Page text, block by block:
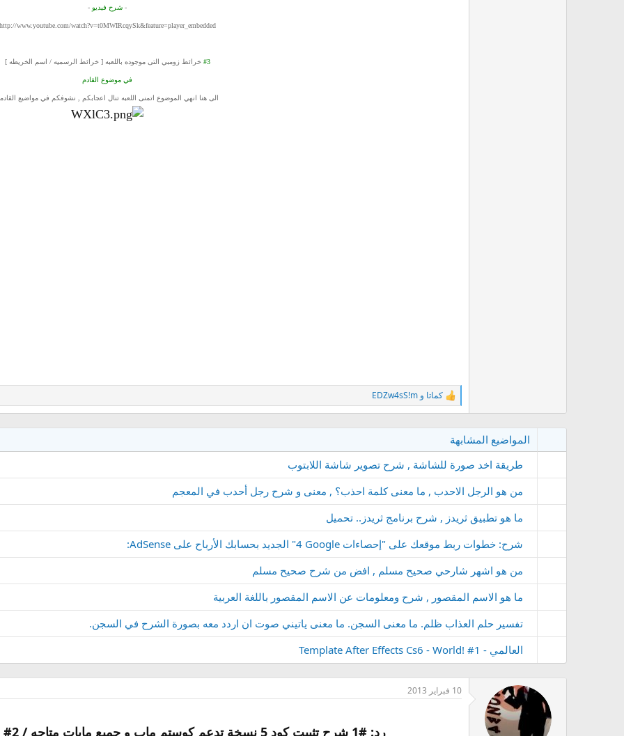
- شرح فيديو -
www.youtube.com/watch?v=t0MWIRcqySk&feature=player_embedded
#3 خرائط زومبي التى موجوده باللعبه [ خرائط الرسميه / اسم الخريطه ]
في موضوع القادم
الى هنا انهي الموضوع اتمنى اللعبه تنال اعجابكم , نشوفكم في مواضيع
ا
ل
ا
ع
ل
ا
ت
كماتا و EDZw4sS!m
المواضيع المشابهة
طريقة اخد صورة للشاشة , شرح تصوير شاشة اللابتوب
من هو الرجل الاحدب , ما معنى كلمة احذب؟ , معنى و شرح رجل أحدب في المعجم
ما هو تطبيق ثريدز , شرح برنامج ثريدز.. تحميل
شرح: خطوات ربط موقعك على "إحصاءات Google‏ 4" الجديد بحسابك الأرباح على AdSense:
من هو اشهر شارحي صحيح مسلم , افض من شرح صحيح مسلم
ما هو الاسم المقصور , شرح ومعلومات عن الاسم المقصور باللغة العربية
تفسير حلم العذاب ظلم. ما معنى السجن. ما معنى ياتيني صوت ان اردد معه بصورة الشرح في السجن.
العالمي - Template After Effects Cs6 - World! #1
10 فبراير 2013
رد: #1 شرح تثبيت كود 5 نسخة تدعم كوستم ماب و جميع مابات متاحه / 2# شرح تركيب كوستم ماب للزومبي